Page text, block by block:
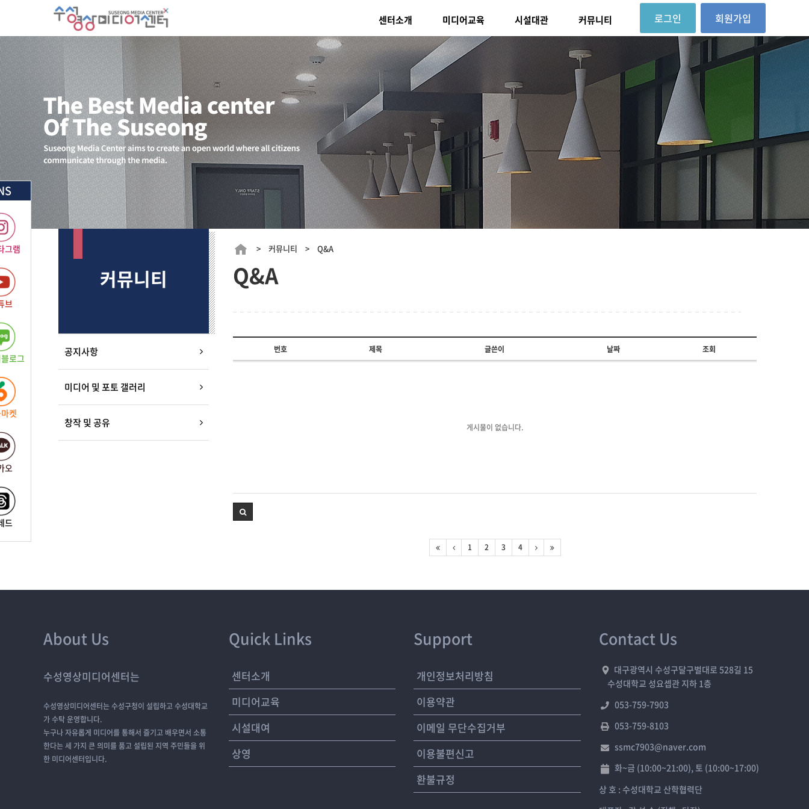
그램
브
로그
켓
오
드
센터소개 미디어교육 시설대관 커뮤니티 회원가입
로그인
> 커뮤니티 > Q&A
Q&A
번호 제목 글쓴이 날짜 조회
게시물이 없습니다.
1 2 3 4
커뮤니티
공지사항
미디어 및 포토 갤러리
창작 및 공유
About Us
수성영상미디어센터는
수성영상미디어센터는 수성구청이 설립하고 수성대학교
가 수탁 운영합니다.
누구나 자유롭게 미디어를 통해서 즐기고 배우면서 소통
한다는 세 가지 큰 의미를 품고 설립된 지역 주민들을 위
한 미디어센터입니다.
Quick Links
센터소개
미디어교육
시설대여
상영
Support
개인정보처리방침
이용약관
이메일 무단수집거부
이용불편신고
환불규정
Contact Us
대구광역시 수성구달구벌대로 528길 15
수성대학교 성요셉관 지하 1층
053-759-7903
053-759-8103
ssmc7903@naver.com
화~금 (10:00~21:00), 토 (10:00~17:00)
상 호 : 수성대학교 산학협력단